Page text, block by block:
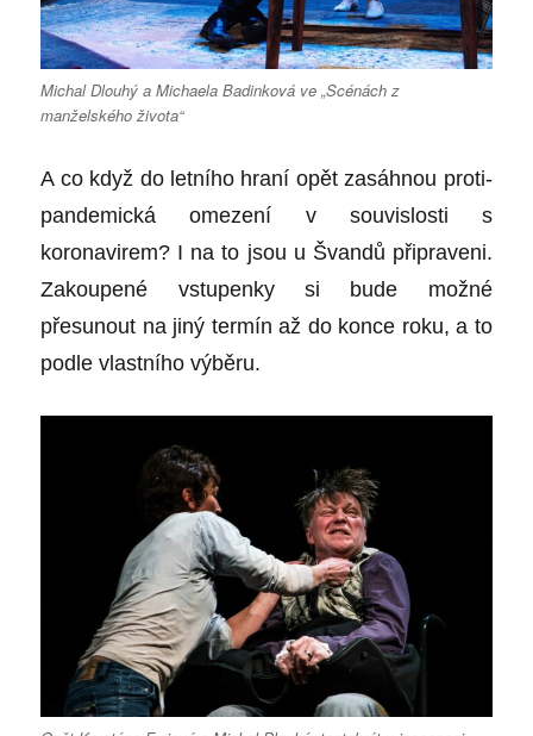
Michal Dlouhý a Michaela Badinková ve „Scénách z
manželského života“
A co když do letního hraní opět zasáhnou proti-
pandemická omezení v souvislosti s
koronavirem? I na to jsou u Švandů připraveni.
Zakoupené vstupenky si bude možné
přesunout na jiný termín až do konce roku, a to
podle vlastního výběru.